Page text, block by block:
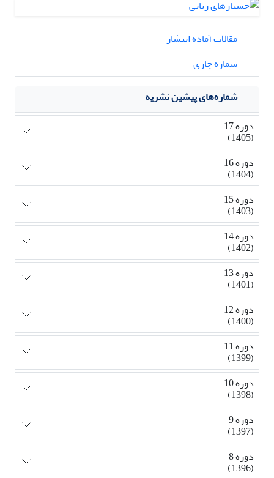
مقالات آماده انتشار
شماره جاری
شماره‌های پیشین نشریه
دوره 17
(1405)
دوره 16
(1404)
دوره 15
(1403)
دوره 14
(1402)
دوره 13
(1401)
دوره 12
(1400)
دوره 11
(1399)
دوره 10
(1398)
دوره 9
(1397)
دوره 8
(1396)